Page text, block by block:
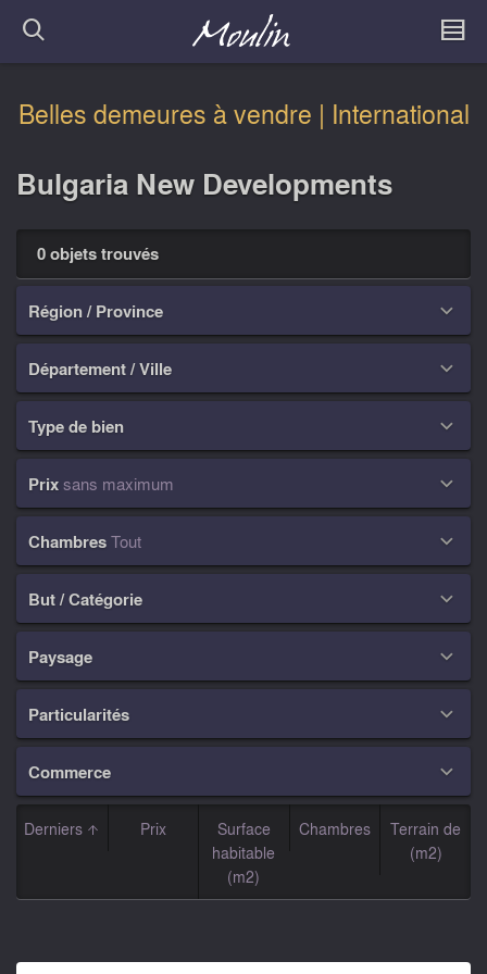
Belles demeures à vendre | International
Bulgaria New Developments
0 objets trouvés
Région / Province 
Département / Ville 
Type de bien 
Prix sans maximum 
ChambresTout 
But / Catégorie 
Paysage 
Particularités 
Commerce 
Derniers Prix
Surface
habitable
(m2)
Chambres
Terrain de
(m2)